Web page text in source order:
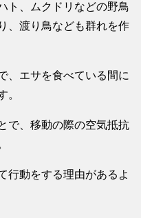
ト、ムクドリなどの野鳥
、渡り鳥なども群れを作
、エサを食べている間に
。
で、移動の際の空気抵抗
行動をする理由があるよ